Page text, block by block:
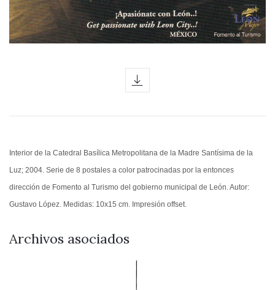
Interior de la Catedral Basílica Metropolitana de la Madre Santísima de la
Luz; 2004. Serie de 8 postales a color patrocinadas por la entonces
dirección de Fomento al Turismo del gobierno municipal de León. Autor:
Gustavo López. Medidas: 10x15 cm. Impresión offset.
Archivos asociados